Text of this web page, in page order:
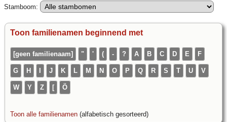
Stamboom:
Toon familienamen beginnend met
[geen familienaam] " ' ( - ? A B C D E F
G H J K L M N O P Q R S T U V
W Y Z [ Ö
Toon alle familienamen (alfabetisch gesorteerd)